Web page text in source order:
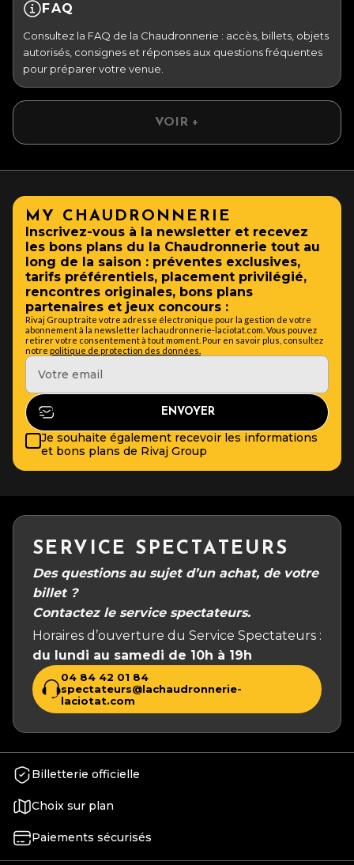
FAQ
Consultez la FAQ de la Chaudronnerie : accès, billets, objets
autorisés, consignes et réponses aux questions fréquentes
pour préparer votre venue.
VOIR +
MY CHAUDRONNERIE
Inscrivez-vous à la newsletter et recevez
les bons plans du la Chaudronnerie tout au
long de la saison : préventes exclusives,
tarifs préférentiels, placement privilégié,
rencontres originales, bons plans
partenaires et jeux concours :
Rivaj Group traite votre adresse électronique pour la gestion de votre
abonnement à la newsletter lachaudronnerie-laciotat.com. Vous pouvez
retirer votre consentement à tout moment. Pour en savoir plus, consultez
notre politique de protection des données.
Je souhaite également recevoir les informations
et bons plans de Rivaj Group
SERVICE SPECTATEURS
Des questions au sujet d’un achat, de votre
billet ?
Contactez le service spectateurs.
Horaires d’ouverture du Service Spectateurs :
du lundi au samedi de 10h à 19h
04 84 42 01 84
spectateurs@lachaudronnerie-
laciotat.com
Billetterie officielle
Choix sur plan
Paiements sécurisés